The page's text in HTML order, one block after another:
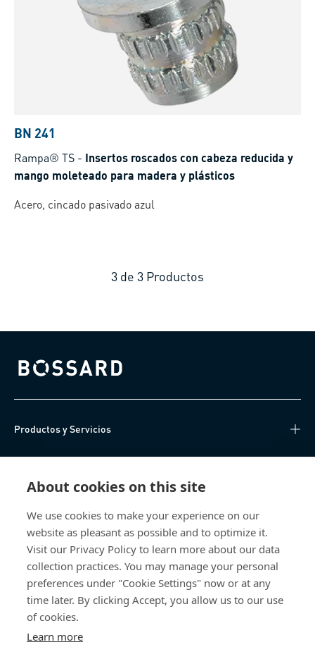
About cookies on this site
We use cookies to make your experience on our
website as pleasant as possible and to optimize it.
Visit our Privacy Policy to learn more about our data
collection practices. You may manage your personal
preferences under "Cookie Settings" now or at any
time later. By clicking Accept, you allow us to our use
of cookies.
Learn more
BN 241
Rampa® TS - Insertos roscados con cabeza reducida y
mango moleteado para madera y plásticos
Acero, cincado pasivado azul
3 de 3 Productos
Bossard homepage
Productos y Servicios
Sobre nosotros
Bossard México
Av. Kalos 114
Parque Industrial Kalos
66600 Mexico